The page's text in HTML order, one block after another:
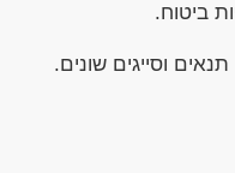
ביטוח.